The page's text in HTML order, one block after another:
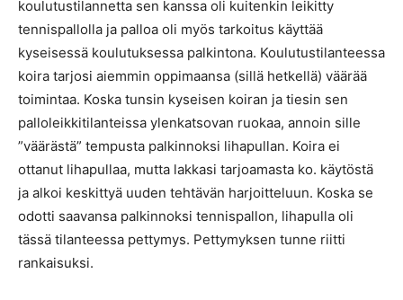
koulutustilannetta sen kanssa oli kuitenkin leikitty
tennispallolla ja palloa oli myös tarkoitus käyttää
kyseisessä koulutuksessa palkintona. Koulutustilanteessa
koira tarjosi aiemmin oppimaansa (sillä hetkellä) väärää
toimintaa. Koska tunsin kyseisen koiran ja tiesin sen
palloleikkitilanteissa ylenkatsovan ruokaa, annoin sille
”väärästä” tempusta palkinnoksi lihapullan. Koira ei
ottanut lihapullaa, mutta lakkasi tarjoamasta ko. käytöstä
ja alkoi keskittyä uuden tehtävän harjoitteluun. Koska se
odotti saavansa palkinnoksi tennispallon, lihapulla oli
tässä tilanteessa pettymys. Pettymyksen tunne riitti
rankaisuksi.